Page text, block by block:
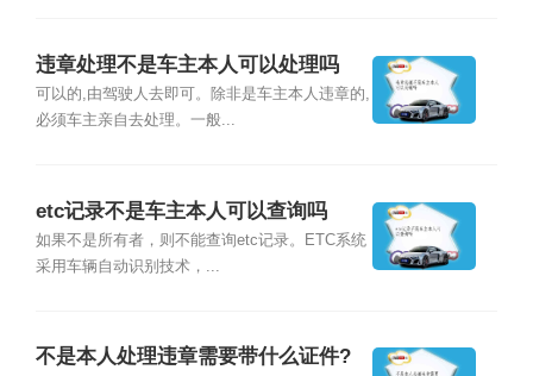
违章处理不是车主本人可以处理吗
可以的,由驾驶人去即可。除非是车主本人违章的,
必须车主亲自去处理。一般...
etc记录不是车主本人可以查询吗
如果不是所有者，则不能查询etc记录。ETC系统
采用车辆自动识别技术，...
不是本人处理违章需要带什么证件?